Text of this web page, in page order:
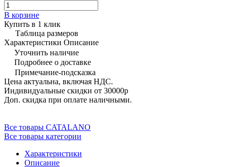
В корзине
Купить в 1 клик
Таблица размеров
Характеристики Описание
Уточнить наличие
Подробнее о доставке
Примечание-подсказка
Цена актуальна, включая НДС.
Индивидуальные скидки от 30000р
Доп. скидка при оплате наличными.
Все товары CATALANO
Все товары категории
Характеристики
Описание